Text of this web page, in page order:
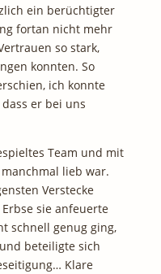
ein berüchtigter
fortan nicht mehr
so stark,
konnten. So
ich konnte
er bei uns
Team und mit
lieb war.
Verstecke
sie anfeuerte
schnell genug ging,
beteiligte sich
Klare